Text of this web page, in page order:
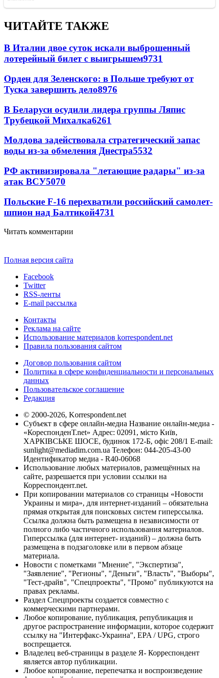
ЧИТАЙТЕ ТАКЖЕ
В Италии двое суток искали выброшенный
лотерейный билет с выигрышем9731
Орден для Зеленского: в Польше требуют от
Туска завершить дело8976
В Беларуси осудили лидера группы Ляпис
Трубецкой Михалка6261
Молдова задействовала стратегический запас
воды из-за обмеления Днестра5532
РФ активизировала "летающие радары" из-за
атак ВСУ5070
Польские F-16 перехватили российский самолет-
шпион над Балтикой4731
Читать комментарии
Полная версия сайта
Facebook
Twitter
RSS-ленты
E-mail рассылка
Контакты
Реклама на сайте
Использование материалов korrespondent.net
Правила пользования сайтом
Договор пользования сайтом
Политика в сфере конфиденциальности и персональных
данных
Пользовательское соглашение
Редакция
© 2000-2026, Korrespondent.net
Субъект в сфере онлайн-медиа Название онлайн-медиа -
«КореспонденТ.net» Адрес: 02091, місто Київ,
ХАРКІВСЬКЕ ШОСЕ, будинок 172-Б, офіс 208/1 E-mail:
sunlight@mediadim.com.ua Телефон: 044-205-43-00
Идентификатор медиа - R40-06068
Использование любых материалов, размещённых на
сайте, разрешается при условии ссылки на
Корреспондент.net.
При копировании материалов со страницы «Новости
Украины и мира», для интернет-изданий – обязательна
прямая открытая для поисковых систем гиперссылка.
Ссылка должна быть размещена в независимости от
полного либо частичного использования материалов.
Гиперссылка (для интернет- изданий) – должна быть
размещена в подзаголовке или в первом абзаце
материала.
Новости с пометками "Мнение", "Экспертиза",
"Заявление", "Регионы", "Деньги", "Власть", "Выборы",
"Тест-драйв", "Спецпроекты", "Промо" публикуются на
правах рекламы.
Раздел Спецпроекты создается совместно с
коммерческими партнерами.
Любое копирование, публикация, републикация и
другое распространение информации, которое содержит
ссылку на "Интерфакс-Украина", EPA / UPG, строго
воспрещается.
Владелец веб-страницы в разделе Я- Корреспондент
является автор публикации.
Любое копирование, перепечатка и воспроизведение